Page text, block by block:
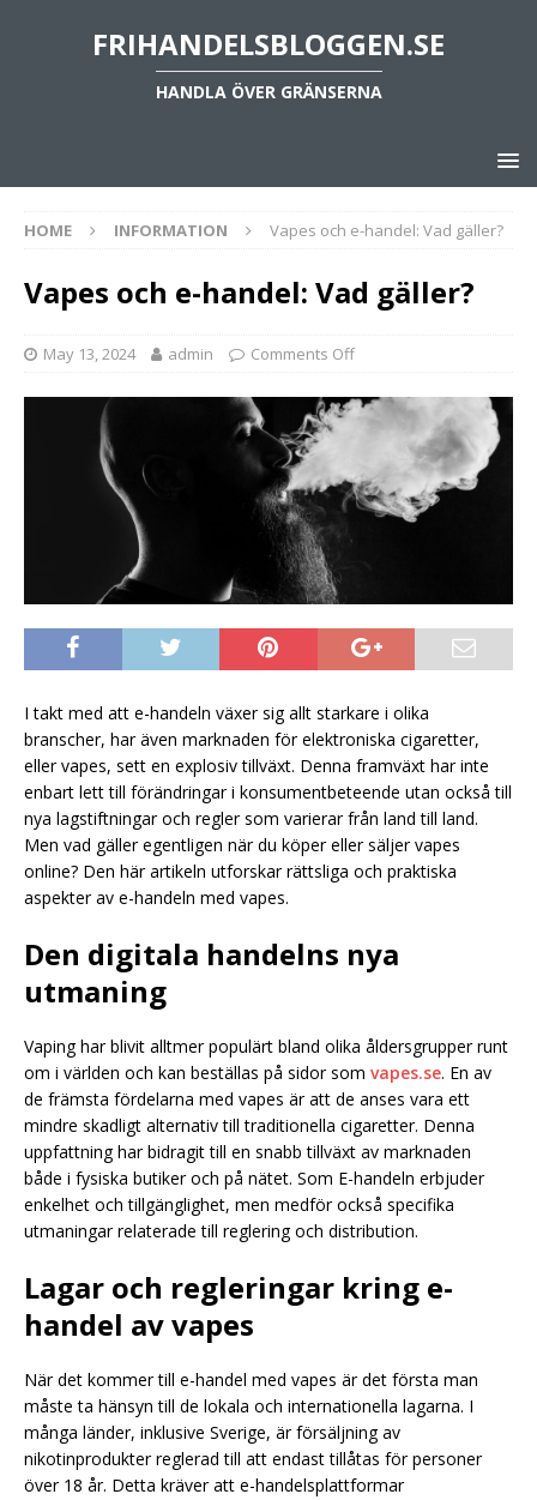
FRIHANDELSBLOGGEN.SE
HANDLA ÖVER GRÄNSERNA
HOME INFORMATION Vapes och e-handel: Vad gäller?
Vapes och e-handel: Vad gäller?
May 13, 2024 admin Comments Off
I takt med att e-handeln växer sig allt starkare i olika
branscher, har även marknaden för elektroniska cigaretter,
eller vapes, sett en explosiv tillväxt. Denna framväxt har inte
enbart lett till förändringar i konsumentbeteende utan också till
nya lagstiftningar och regler som varierar från land till land.
Men vad gäller egentligen när du köper eller säljer vapes
online? Den här artikeln utforskar rättsliga och praktiska
aspekter av e-handeln med vapes.
Den digitala handelns nya
utmaning
Vaping har blivit alltmer populärt bland olika åldersgrupper runt
om i världen och kan beställas på sidor som vapes.se. En av
de främsta fördelarna med vapes är att de anses vara ett
mindre skadligt alternativ till traditionella cigaretter. Denna
uppfattning har bidragit till en snabb tillväxt av marknaden
både i fysiska butiker och på nätet. Som E-handeln erbjuder
enkelhet och tillgänglighet, men medför också specifika
utmaningar relaterade till reglering och distribution.
Lagar och regleringar kring e-
handel av vapes
När det kommer till e-handel med vapes är det första man
måste ta hänsyn till de lokala och internationella lagarna. I
många länder, inklusive Sverige, är försäljning av
nikotinprodukter reglerad till att endast tillåtas för personer
över 18 år. Detta kräver att e-handelsplattformar